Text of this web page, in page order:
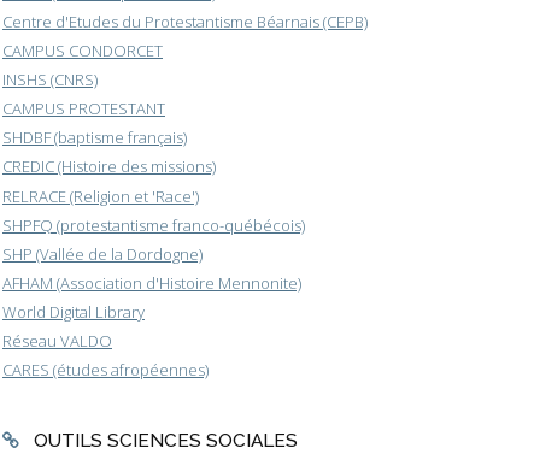
Centre d'Etudes du Protestantisme Béarnais (CEPB)
CAMPUS CONDORCET
INSHS (CNRS)
CAMPUS PROTESTANT
SHDBF (baptisme français)
CREDIC (Histoire des missions)
RELRACE (Religion et 'Race')
SHPFQ (protestantisme franco-québécois)
SHP (Vallée de la Dordogne)
AFHAM (Association d'Histoire Mennonite)
World Digital Library
Réseau VALDO
CARES (études afropéennes)
OUTILS SCIENCES SOCIALES